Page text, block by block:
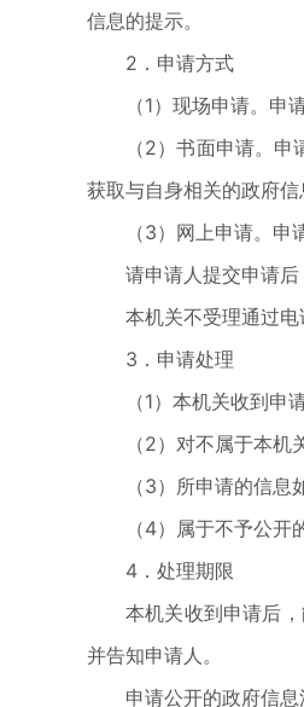
信息的提示。
2．申请方式
（1）现场申请。
（2）书面申请。
获取与自身相关的政府信
（3）网上申请。
请申请人提交申请
本机关不受理通过
3．申请处理
（1）本机关收到
（2）对不属于本
（3）所申请的信
（4）属于不予公开
4．处理期限
本机关收到申请后
并告知申请人。
申请公开的政府信